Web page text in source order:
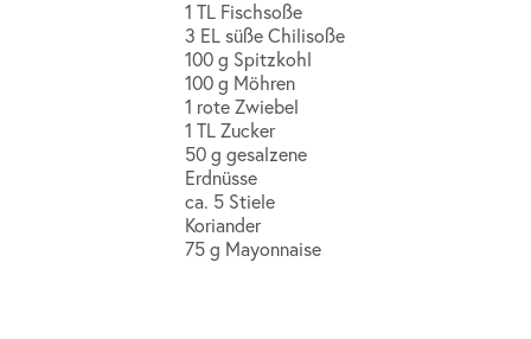
1 TL Fischsoße
3 EL süße Chilisoße
100 g Spitzkohl
100 g Möhren
1 rote Zwiebel
1 TL Zucker
50 g gesalzene
Erdnüsse
ca. 5 Stiele
Koriander
75 g Mayonnaise